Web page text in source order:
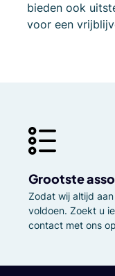
bieden ook
voor een
Grootste
Zodat wij altijd
voldoen. Zoekt u
contact met ons